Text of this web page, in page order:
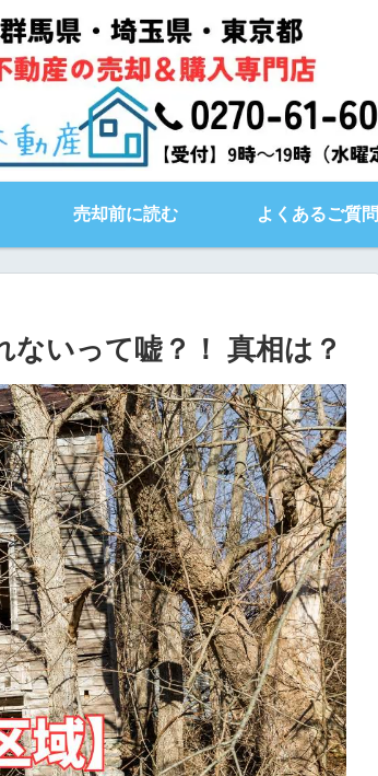
売却前に読む よくあるご質問
ないって嘘？！ 真相は？